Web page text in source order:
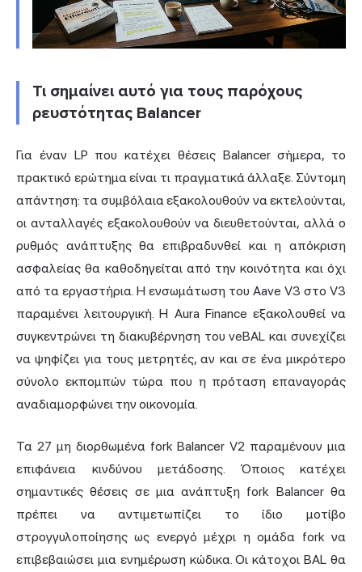
Τι σημαίνει αυτό για τους παρόχους
ρευστότητας Balancer
Για έναν LP που κατέχει θέσεις Balancer σήμερα, το
πρακτικό ερώτημα είναι τι πραγματικά άλλαξε. Σύντομη
απάντηση: τα συμβόλαια εξακολουθούν να εκτελούνται,
οι ανταλλαγές εξακολουθούν να διευθετούνται, αλλά ο
ρυθμός ανάπτυξης θα επιβραδυνθεί και η απόκριση
ασφαλείας θα καθοδηγείται από την κοινότητα και όχι
από τα εργαστήρια. Η ενσωμάτωση του Aave V3 στο V3
παραμένει λειτουργική. Η Aura Finance εξακολουθεί να
συγκεντρώνει τη διακυβέρνηση του veBAL και συνεχίζει
να ψηφίζει για τους μετρητές, αν και σε ένα μικρότερο
σύνολο εκπομπών τώρα που η πρόταση επαναγοράς
αναδιαμορφώνει την οικονομία.
Τα 27 μη διορθωμένα fork Balancer V2 παραμένουν μια
επιφάνεια κινδύνου μετάδοσης. Όποιος κατέχει
σημαντικές θέσεις σε μια ανάπτυξη fork Balancer θα
πρέπει να αντιμετωπίζει το ίδιο μοτίβο
στρογγυλοποίησης ως ενεργό μέχρι η ομάδα fork να
επιβεβαιώσει μια ενημέρωση κώδικα. Οι κάτοχοι BAL θα